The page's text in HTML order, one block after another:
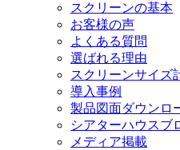
スクリーンの基本
お客様の声
よくある質問
選ばれる理由
スクリーンサイズ
導入事例
製品図面ダウンロ
シアターハウスブ
メディア掲載